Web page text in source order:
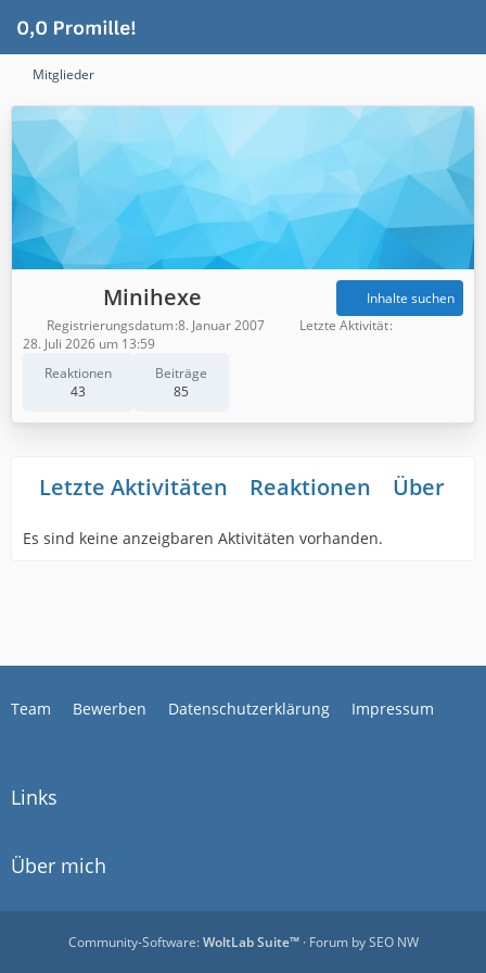
Mitglieder
Minihexe
Reaktionen
43
Beiträge
85
Inhalte suchen
Registrierungsdatum 8. Januar 2007
Letzte Aktivität
28. Juli 2026 um 13:59
Letzte Aktivitäten Reaktionen Über
Es sind keine anzeigbaren Aktivitäten vorhanden.
Team Bewerben Datenschutzerklärung Impressum
Links
Über mich
Community-Software:WoltLab Suite™· Forum bySEO NW